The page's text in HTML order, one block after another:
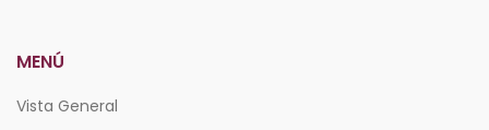
MENÚ
Vista General